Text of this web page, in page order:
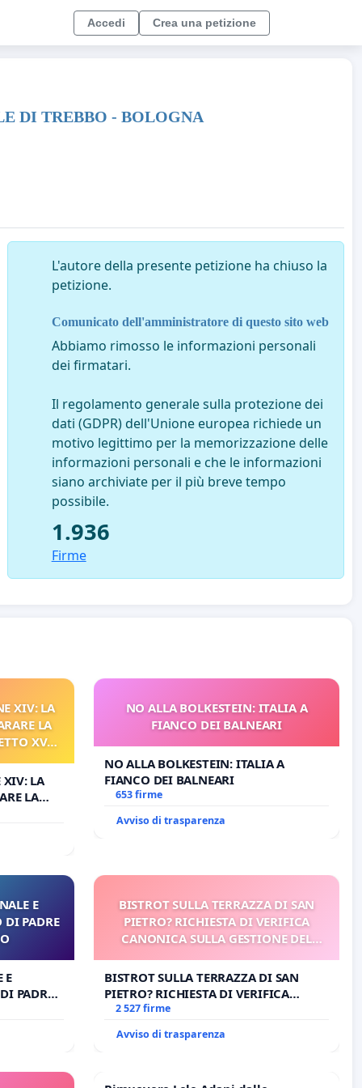
Accedi Crea una petizione
DI TREBBO - BOLOGNA
L'autore della presente petizione ha chiuso la
petizione.
Comunicato dell'amministratore di questo sito web
Abbiamo rimosso le informazioni personali
dei firmatari.
Il regolamento generale sulla protezione dei
dati (GDPR) dell'Unione europea richiede un
motivo legittimo per la memorizzazione delle
informazioni personali e che le informazioni
siano archiviate per il più breve tempo
possibile.
1.936
Firme
XIV: LA
LA
XVI
XIV: LA
LA
XVI E/O
NO ALLA BOLKESTEIN: ITALIA A
FIANCO DEI BALNEARI
NO ALLA BOLKESTEIN: ITALIA A
FIANCO DEI BALNEARI
653 firme
Avviso di trasparenza
E
DI PADRE
E
PADRE
BISTROT SULLA TERRAZZA DI SAN
PIETRO? RICHIESTA DI VERIFICA
CANONICA SULLA GESTIONE DEL
BISTROT SULLA TERRAZZA DI SAN
PIETRO? RICHIESTA DI VERIFICA
CANONICA SULLA GESTIONE DEL
2 527 firme
Avviso di trasparenza